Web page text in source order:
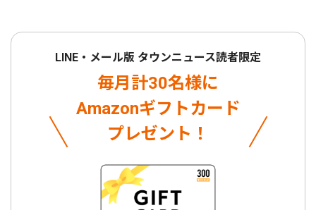
LINE・メール版 タウンニュース読者限定
毎月計30名様に
Amazonギフトカード
プレゼント！